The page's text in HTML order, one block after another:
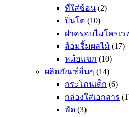
ที่ใส่ช้อน (2)
ปิ่นโต (10)
ฝาครอบไมโครเว
ส้อมจิ้มผลไม้ (17)
หม้อแขก (10)
ผลิตภัณฑ์อื่นๆ (14)
กระโถนเด็ก (6)
กล่องใส่เอกสาร
พัด (3)